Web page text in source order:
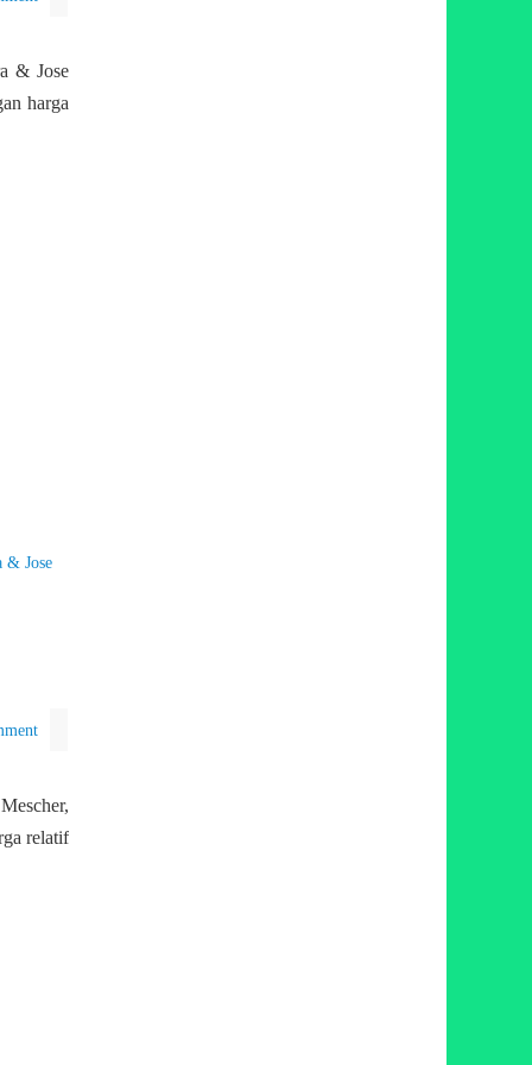
& Jose
harga
& Jose
relatif